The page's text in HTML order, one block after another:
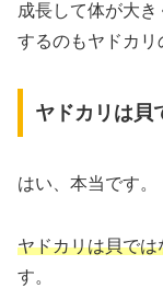
成長して体が大
するのもヤドカリ
ヤドカリは貝
はい、本当です。
ヤドカリは貝で
す。